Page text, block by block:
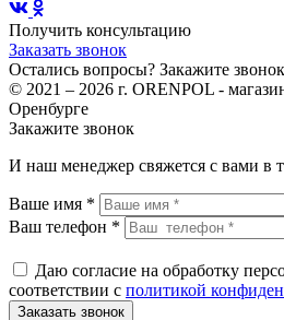
Получить консультацию
Заказать звонок
Остались вопросы? Закажите
© 2021 – 2026 г. ORENPOL -
Оренбурге
Закажите звонок
И наш менеджер свяжется с вами в
Ваше имя *
Ваш телефон *
Даю согласие на обработку
соответствии с политикой